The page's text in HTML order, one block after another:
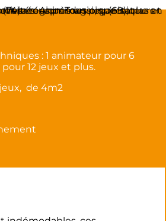
: 1 animateur pour 6
12 jeux et plus.
jeux, de 4m2